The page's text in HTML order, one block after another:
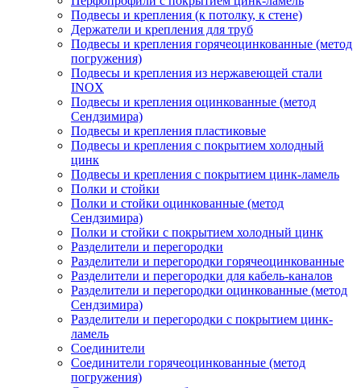
Подвесы и крепления (к потолку, к стене)
Держатели и крепления для труб
Подвесы и крепления горячеоцинкованные (метод
погружения)
Подвесы и крепления из нержавеющей стали
INOX
Подвесы и крепления оцинкованные (метод
Сендзимира)
Подвесы и крепления пластиковые
Подвесы и крепления с покрытием холодный
цинк
Подвесы и крепления с покрытием цинк-ламель
Полки и стойки
Полки и стойки оцинкованные (метод
Сендзимира)
Полки и стойки с покрытием холодный цинк
Разделители и перегородки
Разделители и перегородки горячеоцинкованные
Разделители и перегородки для кабель-каналов
Разделители и перегородки оцинкованные (метод
Сендзимира)
Разделители и перегородки с покрытием цинк-
ламель
Соединители
Соединители горячеоцинкованные (метод
погружения)